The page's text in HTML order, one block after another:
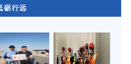
砺行远